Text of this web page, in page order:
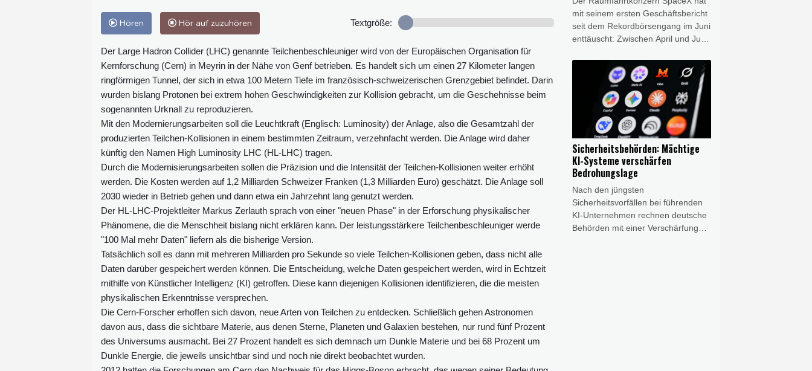
Hören Hör auf zuzuhören Textgröße:
Der Large Hadron Collider (LHC) genannte Teilchenbeschleuniger wird von der Europäischen Organisation für
Kernforschung (Cern) in Meyrin in der Nähe von Genf betrieben. Es handelt sich um einen 27 Kilometer langen
ringförmigen Tunnel, der sich in etwa 100 Metern Tiefe im französisch-schweizerischen Grenzgebiet befindet. Darin
wurden bislang Protonen bei extrem hohen Geschwindigkeiten zur Kollision gebracht, um die Geschehnisse beim
sogenannten Urknall zu reproduzieren.
Mit den Modernierungsarbeiten soll die Leuchtkraft (Englisch: Luminosity) der Anlage, also die Gesamtzahl der
produzierten Teilchen-Kollisionen in einem bestimmten Zeitraum, verzehnfacht werden. Die Anlage wird daher
künftig den Namen High Luminosity LHC (HL-LHC) tragen.
Durch die Modernisierungsarbeiten sollen die Präzision und die Intensität der Teilchen-Kollisionen weiter erhöht
werden. Die Kosten werden auf 1,2 Milliarden Schweizer Franken (1,3 Milliarden Euro) geschätzt. Die Anlage soll
2030 wieder in Betrieb gehen und dann etwa ein Jahrzehnt lang genutzt werden.
Der HL-LHC-Projektleiter Markus Zerlauth sprach von einer "neuen Phase" in der Erforschung physikalischer
Phänomene, die die Menschheit bislang nicht erklären kann. Der leistungsstärkere Teilchenbeschleuniger werde
"100 Mal mehr Daten" liefern als die bisherige Version.
Tatsächlich soll es dann mit mehreren Milliarden pro Sekunde so viele Teilchen-Kollisionen geben, dass nicht alle
Daten darüber gespeichert werden können. Die Entscheidung, welche Daten gespeichert werden, wird in Echtzeit
mithilfe von Künstlicher Intelligenz (KI) getroffen. Diese kann diejenigen Kollisionen identifizieren, die die meisten
physikalischen Erkenntnisse versprechen.
Die Cern-Forscher erhoffen sich davon, neue Arten von Teilchen zu entdecken. Schließlich gehen Astronomen
davon aus, dass die sichtbare Materie, aus denen Sterne, Planeten und Galaxien bestehen, nur rund fünf Prozent
des Universums ausmacht. Bei 27 Prozent handelt es sich demnach um Dunkle Materie und bei 68 Prozent um
Dunkle Energie, die jeweils unsichtbar sind und noch nie direkt beobachtet wurden.
mit seinem ersten Geschäftsbericht
seit dem Rekordbörsengang im Juni
enttäuscht: Zwischen April und Juni
Elon Musk nach Angaben vom
Dienstag einen Nettoverlust von 541
Millionen Dollar (rund 470 Millionen
Euro), nach einem Minus von rund
einer Milliarde Dollar im
Vorjahreszeitraum.
Sicherheitsbehörden: Mächtige
KI-Systeme verschärfen
Bedrohungslage
Nach den jüngsten
Sicherheitsvorfällen bei führenden
KI-Unternehmen rechnen deutsche
Behörden mit einer Verschärfung